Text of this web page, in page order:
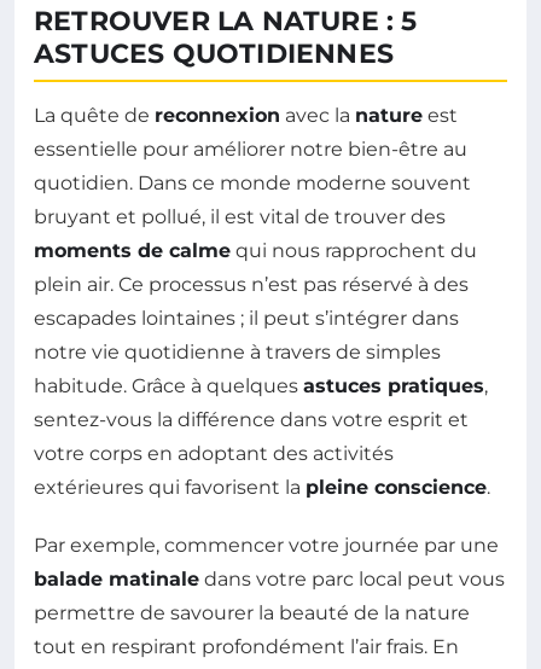
RETROUVER LA NATURE : 5
ASTUCES QUOTIDIENNES
La quête de reconnexion avec la nature est
essentielle pour améliorer notre bien-être au
quotidien. Dans ce monde moderne souvent
bruyant et pollué, il est vital de trouver des
moments de calme qui nous rapprochent du
plein air. Ce processus n’est pas réservé à des
escapades lointaines ; il peut s’intégrer dans
notre vie quotidienne à travers de simples
habitude. Grâce à quelques astuces pratiques,
sentez-vous la différence dans votre esprit et
votre corps en adoptant des activités
extérieures qui favorisent la pleine conscience.
Par exemple, commencer votre journée par une
balade matinale dans votre parc local peut vous
permettre de savourer la beauté de la nature
tout en respirant profondément l’air frais. En